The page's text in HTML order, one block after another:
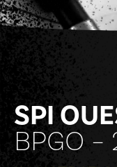
SPI
BPGO –